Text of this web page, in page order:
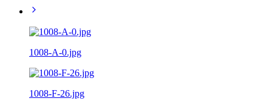
1008-A-0.jpg
1008-F-26.jpg